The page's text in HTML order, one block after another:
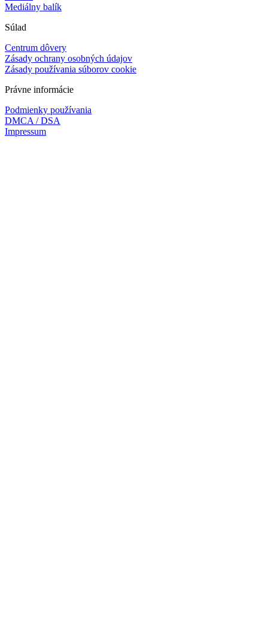
Mediálny balík
Súlad
Centrum dôvery
Zásady ochrany osobných údajov
Zásady používania súborov cookie
Právne informácie
Podmienky používania
DMCA / DSA
Impressum